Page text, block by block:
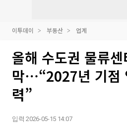
이투데이 부동산 업계
올해 수도권 물류
막⋯“2027년 기점
력”
입력 2026-05-15 14:07